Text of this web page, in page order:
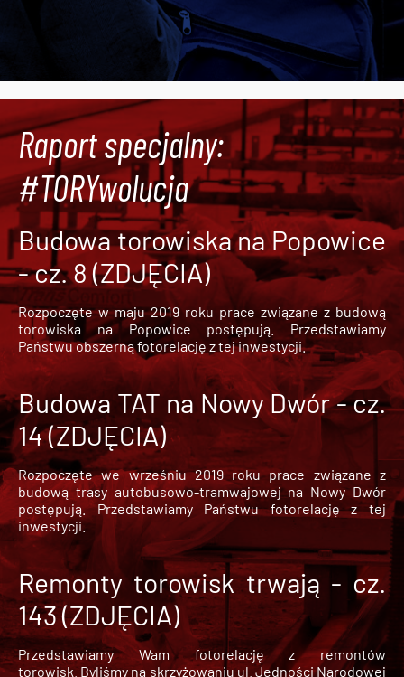
Raport specjalny:
#TORYwolucja
Budowa torowiska na Popowice
- cz. 8 (ZDJĘCIA)
Rozpoczęte w maju 2019 roku prace związane z budową
torowiska na Popowice
postępują. Przedstawiamy
Państwu obszerną fotorelację z tej inwestycji.
Budowa TAT na Nowy Dwór - cz.
14 (ZDJĘCIA)
Rozpoczęte we wrześniu 2019 roku prace związane z
budową trasy autobusowo-tramwajowej na Nowy Dwór
postępują. Przedstawiamy Państwu fotorelację z tej
inwestycji.
Remonty torowisk trwają - cz.
143 (ZDJĘCIA)
Przedstawiamy Wam fotorelację z remontów
torowisk. Byliśmy na skrzyżowaniu ul. Jedności Narodowej